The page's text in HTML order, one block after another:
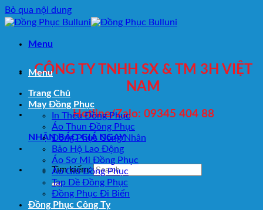
Bỏ qua nội dung
Menu
CÔNG TY TNHH SX & TM 3H VIỆT
NAM
Hotline/Zalo: 09345 404 88
NHẬN BÁO GIÁ NGAY
Tìm kiếm:
Menu
Trang Chủ
May Đồng Phục
In Thêu Đồng Phục
Áo Thun Đồng Phục
Đồng Phục Công Nhân
Bảo Hộ Lao Động
Áo Sơ Mi Đồng Phục
Áo Gió Đồng Phục
Tạp Dề Đồng Phục
Đồng Phục Đi Biển
Đồng Phục Công Ty